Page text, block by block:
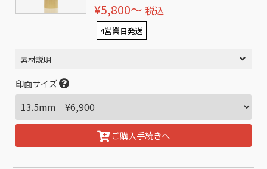
¥5,800〜 税込
4営業日発送
素材説明
印面サイズ
ご購入手続きへ